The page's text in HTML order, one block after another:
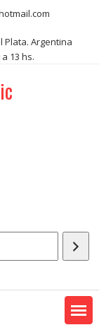
Plata. Argentina
13 hs.